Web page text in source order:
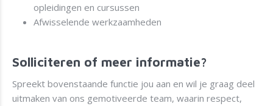
opleidingen en cursussen
Afwisselende werkzaamheden
Solliciteren of meer informatie?
Spreekt bovenstaande functie jou aan en wil je graag deel
uitmaken van ons gemotiveerde team, waarin respect,